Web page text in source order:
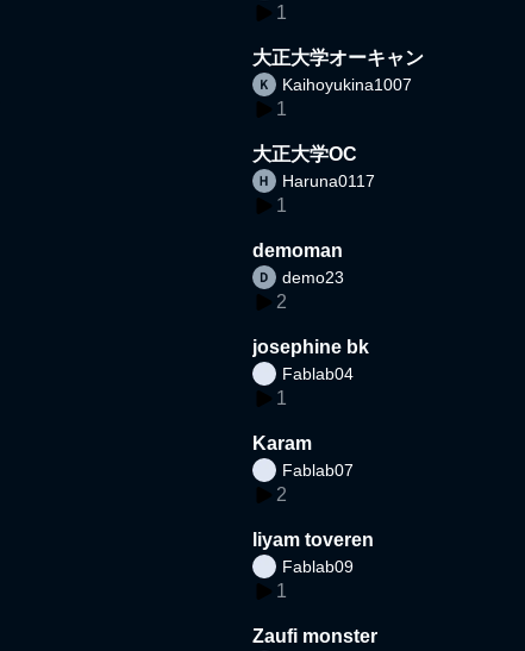
1
大正大学オーキャン
Kaihoyukina1007
1
大正大学OC
Haruna0117
1
demoman
demo23
2
josephine bk
Fablab04
1
Karam
Fablab07
2
liyam toveren
Fablab09
1
Zaufi monster